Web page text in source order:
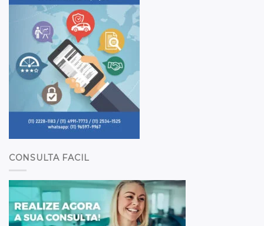
CONSULTA FACIL